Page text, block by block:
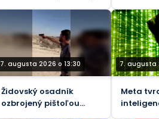
kolaborantom
7. augusta 2026 o 13:30
Židovský osadník
ozbrojený pištoľou
7. augusta
Meta